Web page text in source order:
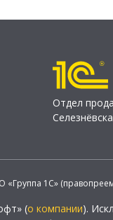
Отдел
«Группа 1С»
(о компании).